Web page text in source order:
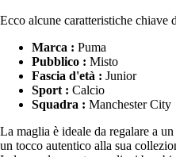
Ecco alcune caratteristiche chiave
Marca : Puma
Pubblico : Misto
Fascia d'età : Junior
Sport : Calcio
Squadra : Manchester City
La maglia è ideale da regalare a
un tocco autentico alla sua